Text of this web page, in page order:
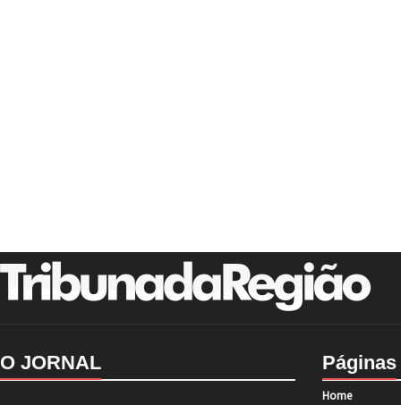
O JORNAL Páginas
Home